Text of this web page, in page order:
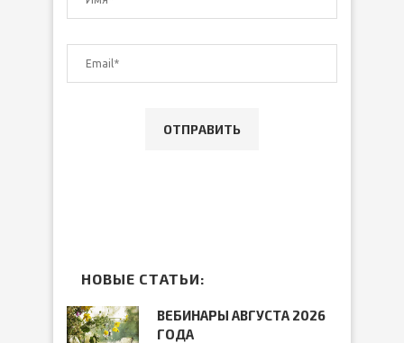
НОВЫЕ СТАТЬИ:
ВЕБИНАРЫ АВГУСТА 2026
ГОДА